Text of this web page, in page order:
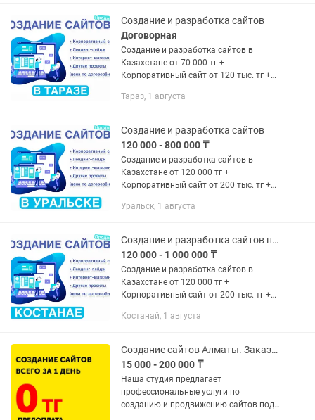
Создание и разработка сайтов
Договорная
Создание и разработка сайтов в
Казахстане от 70 000 тг +
Корпоративный сайт от 120 тыс. тг +
Интернет-магазин от 150 тыс. тг +
договорённости)...
Тараз, 1 августа
Создание и разработка сайтов
120 000 - 800 000 ₸
Создание и разработка сайтов в
Казахстане от 120 000 тг +
Корпоративный сайт от 200 тыс. тг +
Интернет-магазин от 300 тыс. тг +
Уральск, 1 августа
Создание и разработка сайтов на заказ для бизнеса
120 000 - 1 000 000 ₸
Создание и разработка сайтов в
Казахстане от 120 000 тг +
Корпоративный сайт от 200 тыс. тг +
Интернет-магазин от 300 тыс. тг +
Костанай, 1 августа
Создание сайтов Алматы. Заказать сайт. Разработка САЙТОВ за 1 день
15 000 - 200 000 ₸
Наша студия предлагает
профессиональные услуги по
созданию и продвижению сайтов под